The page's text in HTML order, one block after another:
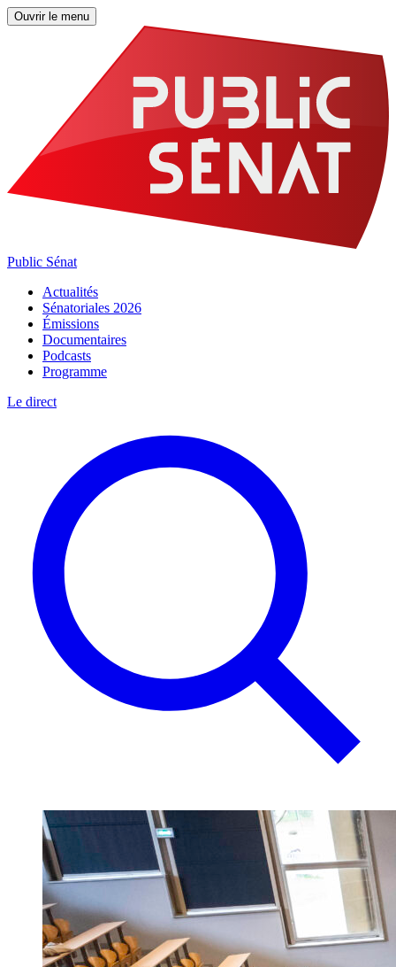
Ouvrir le menu
Public Sénat
Actualités
Sénatoriales 2026
Émissions
Documentaires
Podcasts
Programme
Le direct